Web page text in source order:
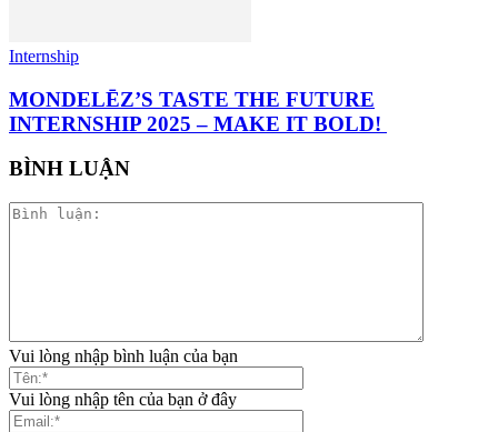
Internship
MONDELĒZ’S TASTE THE FUTURE
INTERNSHIP 2025 – MAKE IT BOLD!
BÌNH LUẬN
Vui lòng nhập bình luận của bạn
Vui lòng nhập tên của bạn ở đây